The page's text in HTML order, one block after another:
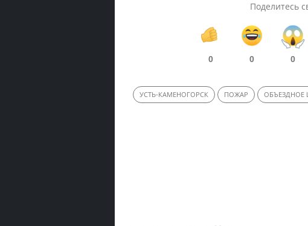
Поделитесь
0 0 0
УСТЬ-КАМЕНОГОРСК ПОЖАР ОБЪЕЗДНОЕ